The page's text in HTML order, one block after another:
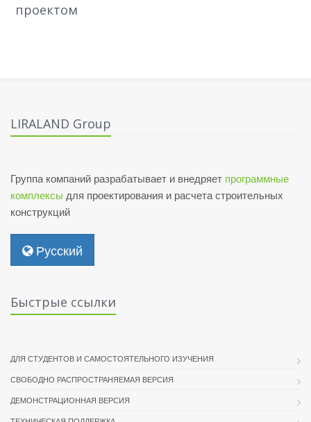
проектом
LIRALAND Group
Группа компаний разрабатывает и внедряет программные
комплексы для проектирования и расчета строительных
конструкций
Русский
Быстрые ссылки
ДЛЯ СТУДЕНТОВ И САМОСТОЯТЕЛЬНОГО ИЗУЧЕНИЯ
СВОБОДНО РАСПРОСТРАНЯЕМАЯ ВЕРСИЯ
ДЕМОНСТРАЦИОННАЯ ВЕРСИЯ